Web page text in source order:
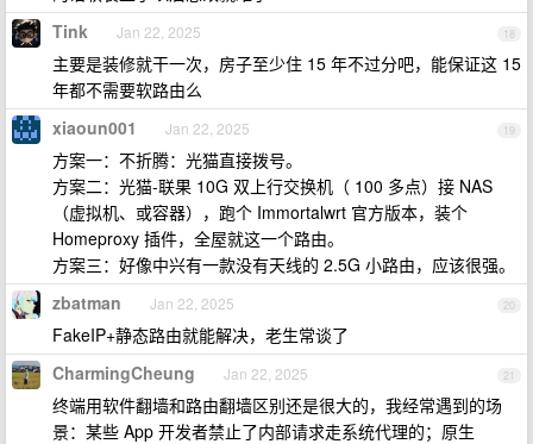
18
Tink Jan 22, 2025
主要是装修就干一次，房子至少住 15 年不过分吧，能保证这 15
年都不需要软路由么
19
xiaoun001 Jan 22, 2025
方案一：不折腾：光猫直接拨号。
方案二：光猫-联果 10G 双上行交换机（ 100 多点）接 NAS
（虚拟机、或容器），跑个 Immortalwrt 官方版本，装个
Homeproxy 插件，全屋就这一个路由。
方案三：好像中兴有一款没有天线的 2.5G 小路由，应该很强。
20
zbatman Jan 22, 2025
FakeIP+静态路由就能解决，老生常谈了
21
CharmingCheung Jan 22, 2025
终端用软件翻墙和路由翻墙区别还是很大的，我经常遇到的场
景：某些 App 开发者禁止了内部请求走系统代理的；原生